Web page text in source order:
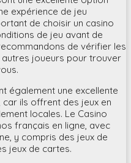
expérience de jeu
de choisir un casino
de jeu avant de
de vérifier les
joueurs pour trouver
également une excellente
ils offrent des jeux en
locales. Le Casino
français en ligne, avec
y compris des jeux de
jeux de cartes.